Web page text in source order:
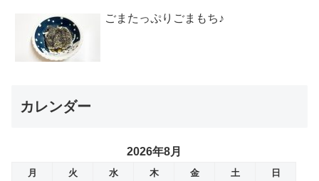
ごまたっぷりごまもち♪
カレンダー
2026年8月
月 火 水 木 金 土
日